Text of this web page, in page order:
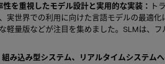
性を重視したモデル設計と実用的な実装： ト
実世界での利用に向けた言語モデルの最適
軽量版などが注目を集めました。SLMは、
み込み型システム、リアルタイムシステムへ